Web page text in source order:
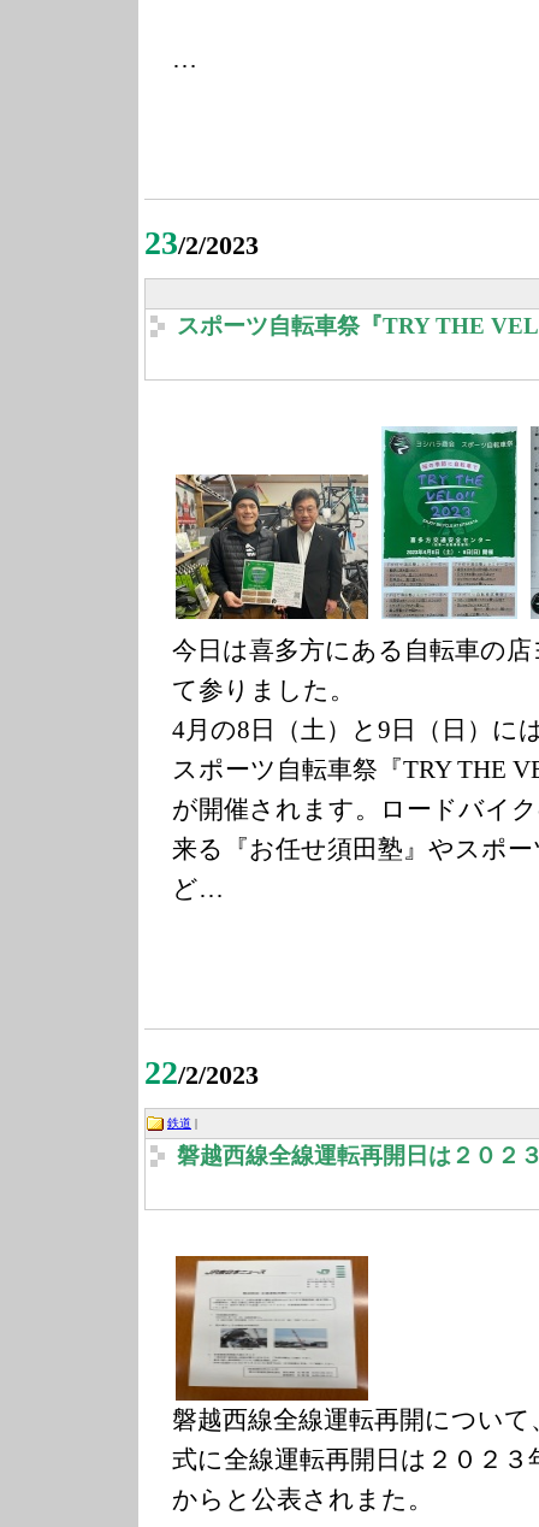
…
23/2/2023
スポーツ自転車祭『TRY THE
今日は喜多方にある自転車の
て参りました。
4月の8日（土）と9日（日）に
スポーツ自転車祭『TRY THE
が開催されます。ロードバイ
来る『お任せ須田塾』やスポ
ど…
22/2/2023
鉄道
磐越西線全線運転再開日は２０２
磐越西線全線運転再開につい
式に全線運転再開日は２０２３
からと公表されまた。